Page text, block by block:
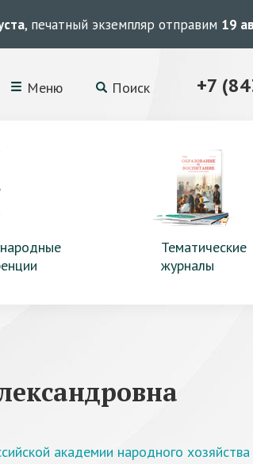
, печатный экземпляр отправим 19
Меню Поиск +7
Тематические
журналы
академии народного